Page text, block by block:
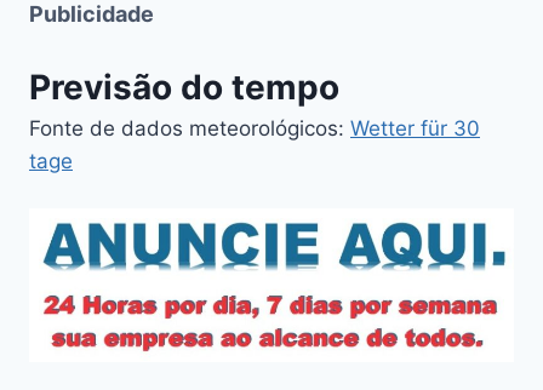
Publicidade
Previsão do tempo
Fonte de dados meteorológicos: Wetter für 30
tage